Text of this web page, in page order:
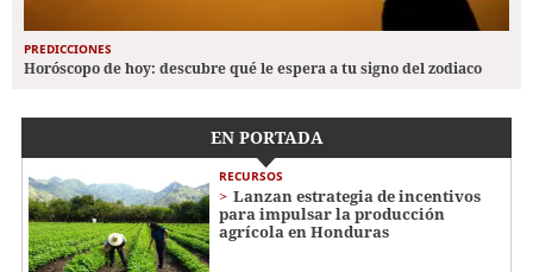
PREDICCIONES
Horóscopo de hoy: descubre qué le espera a tu signo del zodiaco
EN PORTADA
RECURSOS
Lanzan estrategia de incentivos
para impulsar la producción
agrícola en Honduras